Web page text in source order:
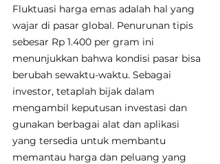
Fluktuasi harga emas adalah hal yang
wajar di pasar global. Penurunan tipis
sebesar Rp 1.400 per gram ini
menunjukkan bahwa kondisi pasar bisa
berubah sewaktu-waktu. Sebagai
investor, tetaplah bijak dalam
mengambil keputusan investasi dan
gunakan berbagai alat dan aplikasi
yang tersedia untuk membantu
memantau harga dan peluang yang